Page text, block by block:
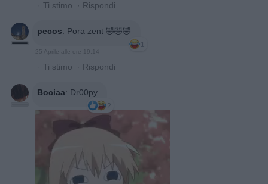
· Ti stimo · Rispondi
pecos: Pora zent 🤣🤣🤣
1
25 Aprile alle ore 19:14
· Ti stimo · Rispondi
Bociaa: Dr00py
2